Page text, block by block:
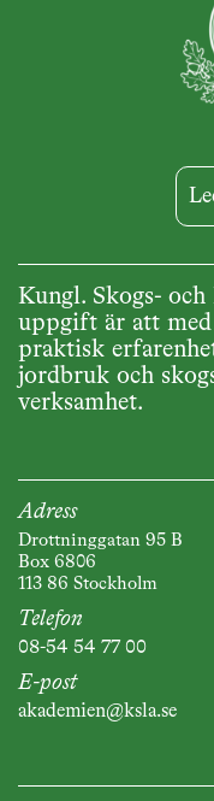
Kungl. Skogs- och
uppgift är att med
praktisk
jordbruk och
verksamhet.
Adress
Drottninggatan 95 B
Box 6806
113 86 Stockholm
Telefon
08-54 54 77 00
E-post
akademien@ksla.se